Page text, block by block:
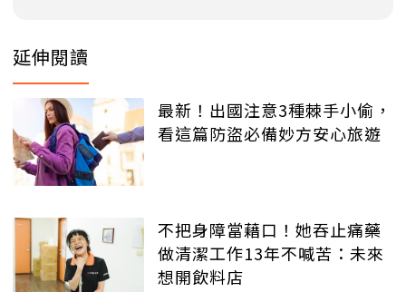
延伸閱讀
最新！出國注意3種棘手小偷，
看這篇防盜必備妙方安心旅遊
不把身障當藉口！她吞止痛藥
做清潔工作13年不喊苦：未來
想開飲料店